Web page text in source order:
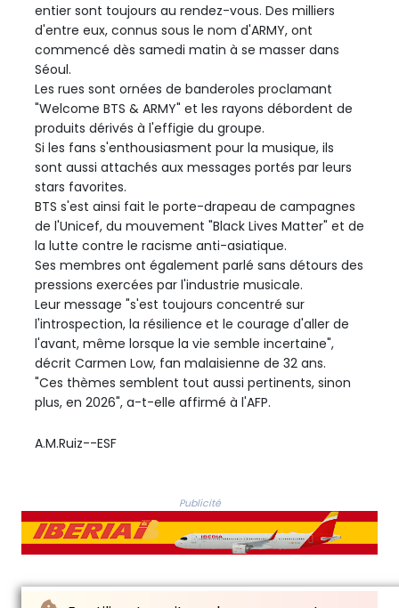
entier sont toujours au rendez-vous. Des milliers
d'entre eux, connus sous le nom d'ARMY, ont
commencé dès samedi matin à se masser dans
Séoul.
Les rues sont ornées de banderoles proclamant
"Welcome BTS & ARMY" et les rayons débordent de
produits dérivés à l'effigie du groupe.
Si les fans s'enthousiasment pour la musique, ils
sont aussi attachés aux messages portés par leurs
stars favorites.
BTS s'est ainsi fait le porte-drapeau de campagnes
de l'Unicef, du mouvement "Black Lives Matter" et de
la lutte contre le racisme anti-asiatique.
Ses membres ont également parlé sans détours des
pressions exercées par l'industrie musicale.
Leur message "s'est toujours concentré sur
l'introspection, la résilience et le courage d'aller de
l'avant, même lorsque la vie semble incertaine",
décrit Carmen Low, fan malaisienne de 32 ans.
"Ces thèmes semblent tout aussi pertinents, sinon
plus, en 2026", a-t-elle affirmé à l'AFP.
A.M.Ruiz--ESF
Publicité